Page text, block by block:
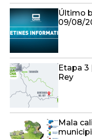
Último
09/08/
Etapa 3
Rey
Mala